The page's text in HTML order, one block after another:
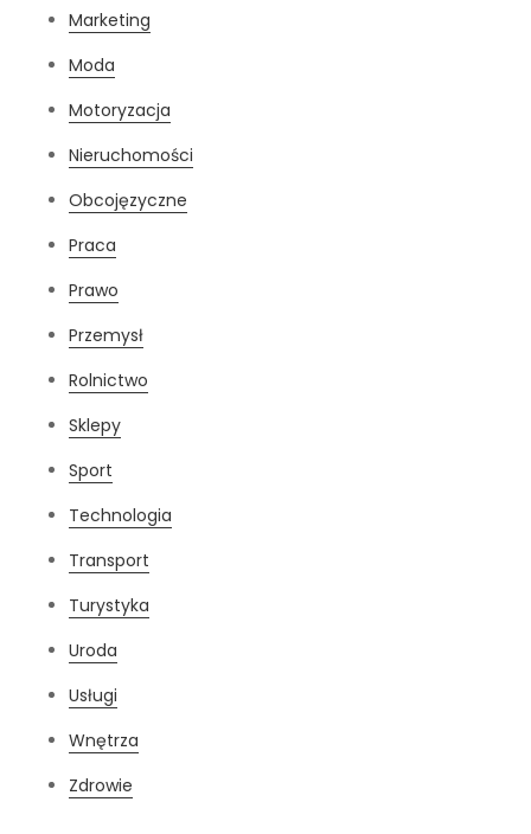
Marketing
Moda
Motoryzacja
Nieruchomości
Obcojęzyczne
Praca
Prawo
Przemysł
Rolnictwo
Sklepy
Sport
Technologia
Transport
Turystyka
Uroda
Usługi
Wnętrza
Zdrowie